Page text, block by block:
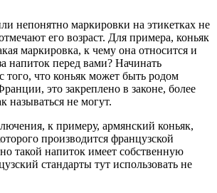
непонятно маркировки на этикетках не
его возраст. Для примера, коньяк
маркировка, к чему она относится и
напиток перед вами? Начинать
того, что коньяк может быть родом
это закреплено в законе, более
называться не могут.
к примеру, армянский коньяк,
производится французской
такой напиток имеет собственную
стандарты тут использовать не